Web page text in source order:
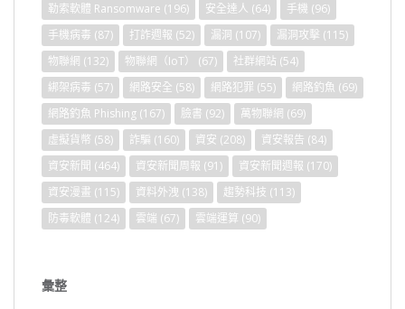
勒索軟體 Ransomware (196) 安全達人 (64) 手機 (96)
手機病毒 (87) 打詐週報 (52) 漏洞 (107) 漏洞攻擊 (115)
物聯網 (132) 物聯網（IoT） (67) 社群網站 (54)
綁架病毒 (57) 網路安全 (58) 網路犯罪 (55) 網路釣魚 (69)
網路釣魚 Phishing (167) 臉書 (92) 萬物聯網 (69)
虛擬貨幣 (58) 詐騙 (160) 資安 (208) 資安報告 (84)
資安新聞 (464) 資安新聞周報 (91) 資安新聞週報 (170)
資安漫畫 (115) 資料外洩 (138) 趨勢科技 (113)
防毒軟體 (124) 雲端 (67) 雲端運算 (90)
彙整